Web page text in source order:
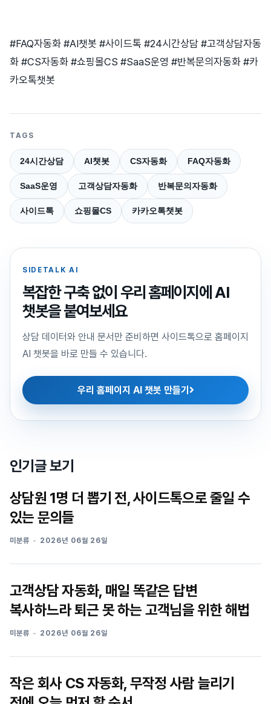
#FAQ자동화 #AI챗봇 #사이드톡 #24시간상담 #고객상담자동
화 #CS자동화 #쇼핑몰CS #SaaS운영 #반복문의자동화 #카
카오톡챗봇
TAGS
24시간상담 AI챗봇 CS자동화 FAQ자동화
SaaS운영 고객상담자동화 반복문의자동화
사이드톡 쇼핑몰CS 카카오톡챗봇
SIDETALK AI
복잡한 구축 없이 우리 홈페이지에 AI
챗봇을 붙여보세요
상담 데이터와 안내 문서만 준비하면 사이드톡으로 홈페이지
AI 챗봇을 바로 만들 수 있습니다.
우리 홈페이지 AI 챗봇 만들기
인기글 보기
상담원 1명 더 뽑기 전, 사이드톡으로 줄일 수
있는 문의들
미분류 2026년 06월 26일
고객상담 자동화, 매일 똑같은 답변
복사하느라 퇴근 못 하는 고객님을 위한 해법
미분류 2026년 06월 26일
작은 회사 CS 자동화, 무작정 사람 늘리기